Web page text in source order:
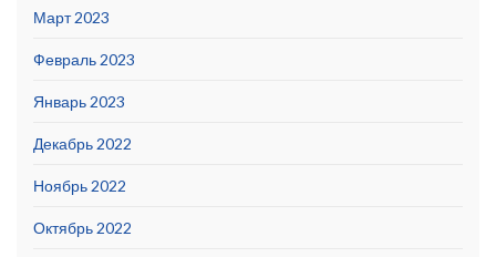
Март 2023
Февраль 2023
Январь 2023
Декабрь 2022
Ноябрь 2022
Октябрь 2022